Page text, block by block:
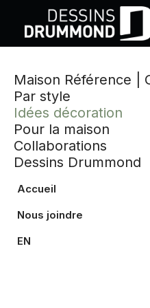
Maison Référence |
Par style
Idées décoration
Pour la maison
Collaborations
Dessins Drummond
Accueil
Nous joindre
EN